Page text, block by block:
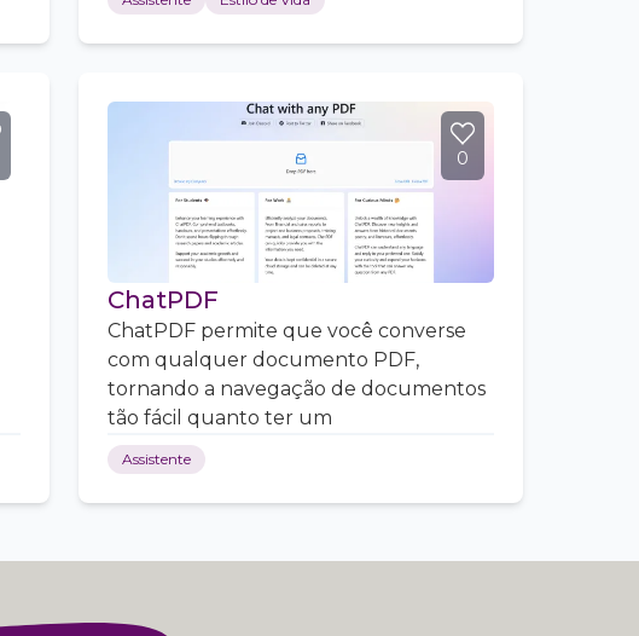
0
ChatPDF
ChatPDF permite que você converse
com qualquer documento PDF,
tornando a navegação de documentos
tão fácil quanto ter um
Assistente